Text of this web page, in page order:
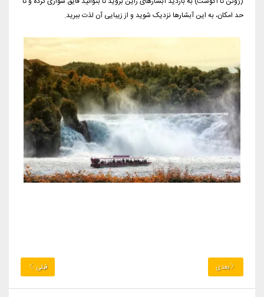
حد امکان، به این آبشارها نزدیک شوید و از زیبایی آن لذت ببرید.
بعدی قبلی